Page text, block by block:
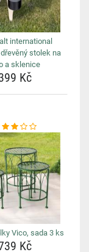
international
stolek na
a sklenice
Kč
Vico, sada 3 ks
Kč